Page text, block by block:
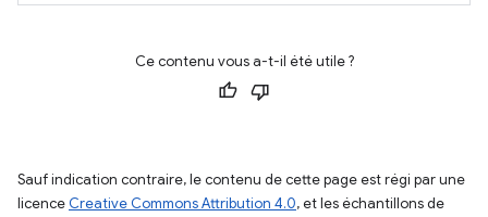
Ce contenu vous a-t-il été utile ?
Sauf indication contraire, le contenu de cette page est régi par une
licence Creative Commons Attribution 4.0, et les échantillons de